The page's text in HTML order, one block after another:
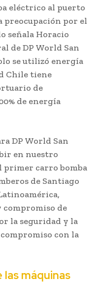
eléctrico al puerto
preocupación por el
señala Horacio
de DP World San
se utilizó energía
Chile tiene
de
de energía
DP World San
en nuestro
carro bomba
de Santiago
compromiso de
la seguridad y la
con la
máquinas